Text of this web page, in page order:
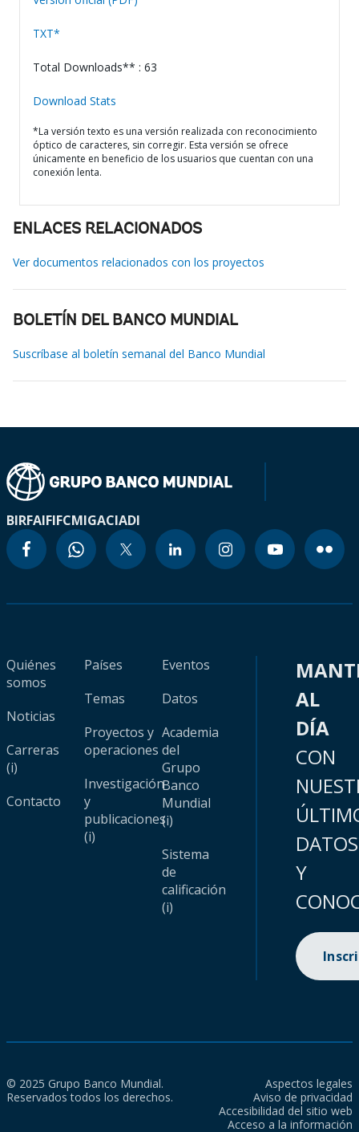
TXT*
Total Downloads** : 63
Download Stats
*La versión texto es una versión realizada con reconocimiento
óptico de caracteres, sin corregir. Esta versión se ofrece
únicamente en beneficio de los usuarios que cuentan con una
conexión lenta.
ENLACES RELACIONADOS
Ver documentos relacionados con los proyectos
BOLETÍN DEL BANCO MUNDIAL
Suscríbase al boletín semanal del Banco Mundial
BIRFAIFIFCMIGACIADI
Quiénes
somos
Noticias
Carreras
(i)
Contacto
Países
Temas
Proyectos y
operaciones
Investigación
y
publicaciones
(i)
Eventos
Datos
Academia
del
Grupo
Banco
Mundial
(i)
Sistema
de
calificación
(i)
AL
DÍA
CON
DATOS
Y
© 2025 Grupo Banco Mundial.
Reservados todos los derechos.
Aspectos legales
Aviso de privacidad
Accesibilidad del sitio web
Acceso a la información